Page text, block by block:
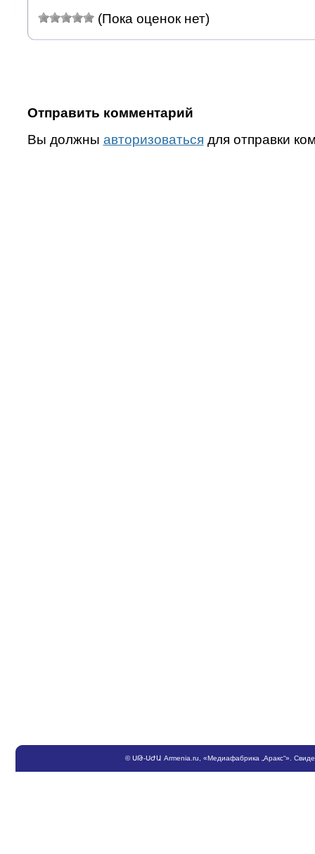
(Пока оценок нет)
Отправить комментарий
Вы должны авторизоваться для отправки
©ՍԹ-ՍԺԱ Armenia.ru , «Медиафабрика „Аракс“».